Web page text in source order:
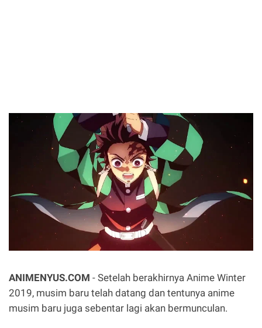
ANIMENYUS.COM - Setelah berakhirnya Anime Winter
2019, musim baru telah datang dan tentunya anime
musim baru juga sebentar lagi akan bermunculan.